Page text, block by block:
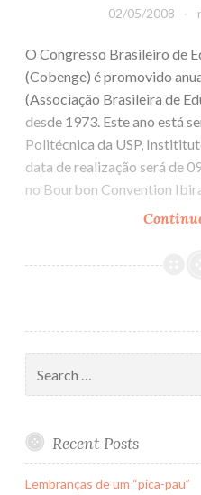
02/05/2008
O Congresso Brasileiro de
(Cobenge) é promovido
(Associação Brasileira de
desde 1973. Este ano está
Politécnica da USP,
data de realização será de
no Bourbon Convention
for:
Recent Posts
Lembranças de um “pica-pau”